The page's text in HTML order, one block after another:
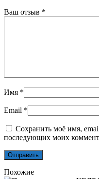
Ваш отзыв *
Имя *
Email *
Сохранить моё имя,
последующих моих
Похожие